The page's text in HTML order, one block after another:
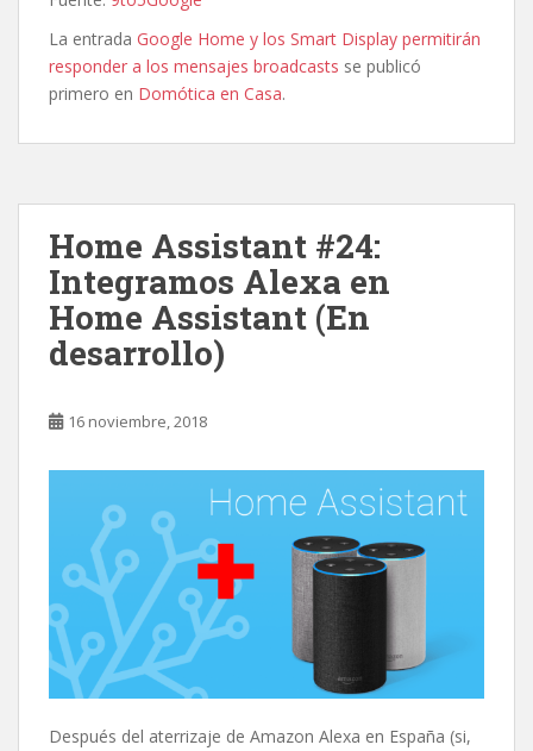
La entrada Google Home y los Smart Display permitirán
responder a los mensajes broadcasts se publicó
primero en Domótica en Casa.
Home Assistant #24:
Integramos Alexa en
Home Assistant (En
desarrollo)
16 noviembre, 2018
Después del aterrizaje de Amazon Alexa en España (si,